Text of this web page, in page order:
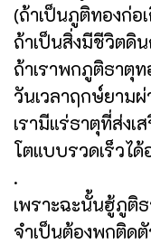
(ถ้าเป็นภูติทองก่อ
ถ้าเป็นสิ่งมีชีวิตดิ
ถ้าเราพกภูติธาตุท
วันเวลาฤกษ์ยามผ่
เรามีแร่ธาตุที่ส่งเ
โตแบบรวดเร็วได้
.
เพราะฉะนั้นฮู้ภูติ
จำเป็นต้องพกติดตั